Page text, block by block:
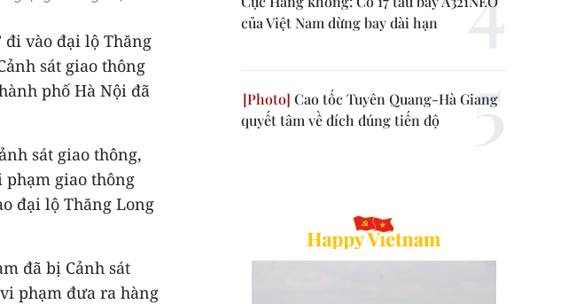
vào đại lộ Thăng
sát giao thông
phố Hà Nội đã
sát giao thông,
phạm giao thông
đại lộ Thăng Long
đã bị Cảnh sát
phạm đưa ra hàng
của Việt Nam dừng bay dài hạn
Cao tốc Tuyên Quang-Hà Giang
quyết tâm về đích đúng tiến độ